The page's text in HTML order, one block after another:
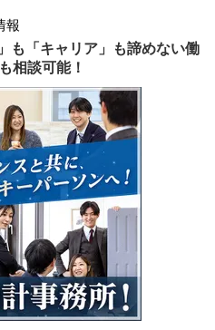
報
も「キャリア」も諦めない働
相談可能！